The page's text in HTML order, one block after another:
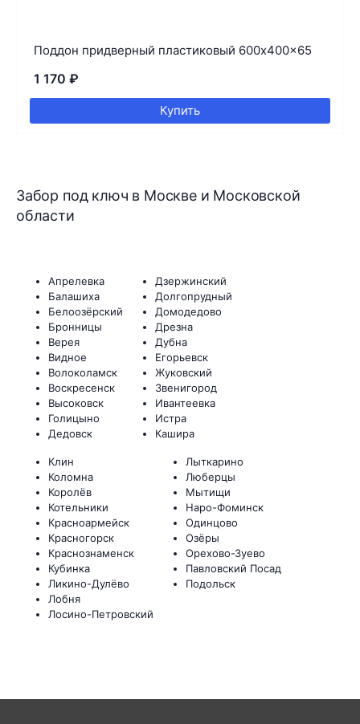
Поддон придверный пластиковый 600x400x65
1 170 ₽
Купить
Забор под ключ в Москве и Московской
области
Апрелевка
Балашиха
Белоозёрский
Бронницы
Верея
Видное
Волоколамск
Воскресенск
Высоковск
Голицыно
Дедовск
Дзержинский
Долгопрудный
Домодедово
Дрезна
Дубна
Егорьевск
Жуковский
Звенигород
Ивантеевка
Истра
Кашира
Клин
Коломна
Королёв
Котельники
Красноармейск
Красногорск
Краснознаменск
Кубинка
Ликино-Дулёво
Лобня
Лосино-Петровский
Лыткарино
Люберцы
Мытищи
Наро-Фоминск
Одинцово
Озёры
Орехово-Зуево
Павловский Посад
Подольск